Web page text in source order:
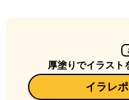
厚塗りでイラスト
イラレ